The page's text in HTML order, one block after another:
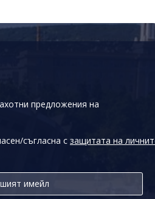
предложения на
съгласна с защитата на